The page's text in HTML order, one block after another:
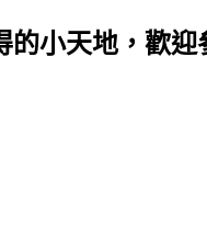
小天地，歡迎